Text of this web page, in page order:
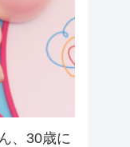
、30歳に